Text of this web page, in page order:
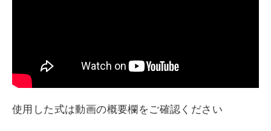
使用した式は動画の概要欄をご確認ください